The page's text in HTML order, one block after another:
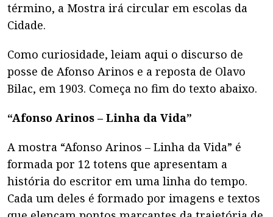
término, a Mostra irá circular em escolas da
Cidade.
Como curiosidade, leiam aqui o discurso de
posse de Afonso Arinos e a reposta de Olavo
Bilac, em 1903. Começa no fim do texto abaixo.
“Afonso Arinos – Linha da Vida”
A mostra “Afonso Arinos – Linha da Vida” é
formada por 12 totens que apresentam a
história do escritor em uma linha do tempo.
Cada um deles é formado por imagens e textos